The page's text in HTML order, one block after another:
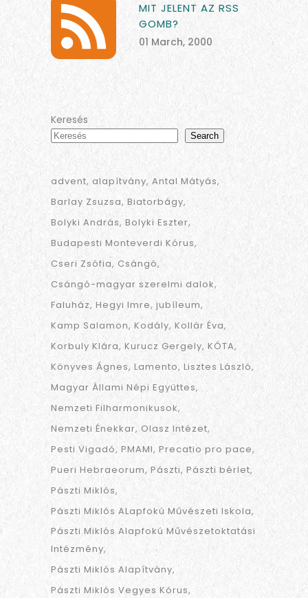
MIT JELENT AZ RSS
GOMB?
01 March, 2000
Keresés
Search
advent alapítvány Antal Mátyás
Barlay Zsuzsa Biatorbágy
Bolyki András Bolyki Eszter
Budapesti Monteverdi Kórus
Cseri Zsófia Csángó
Csángó-magyar szerelmi dalok
Faluház Hegyi Imre jubíleum
Kamp Salamon Kodály Kollár Éva
Korbuly Klára Kurucz Gergely KÓTA
Könyves Ágnes Lamento Lisztes László
Magyar Állami Népi Együttes
Nemzeti Filharmonikusok
Nemzeti Énekkar Olasz Intézet
Pesti Vigadó PMAMI Precatio pro pace
Pueri Hebraeorum Pászti Pászti bérlet
Pászti Miklós
Pászti Miklós ALapfokú Művészeti Iskola
Pászti Miklós Alapfokú Művészetoktatási
Intézmény
Pászti Miklós Alapítvány
Pászti Miklós Vegyes Kórus